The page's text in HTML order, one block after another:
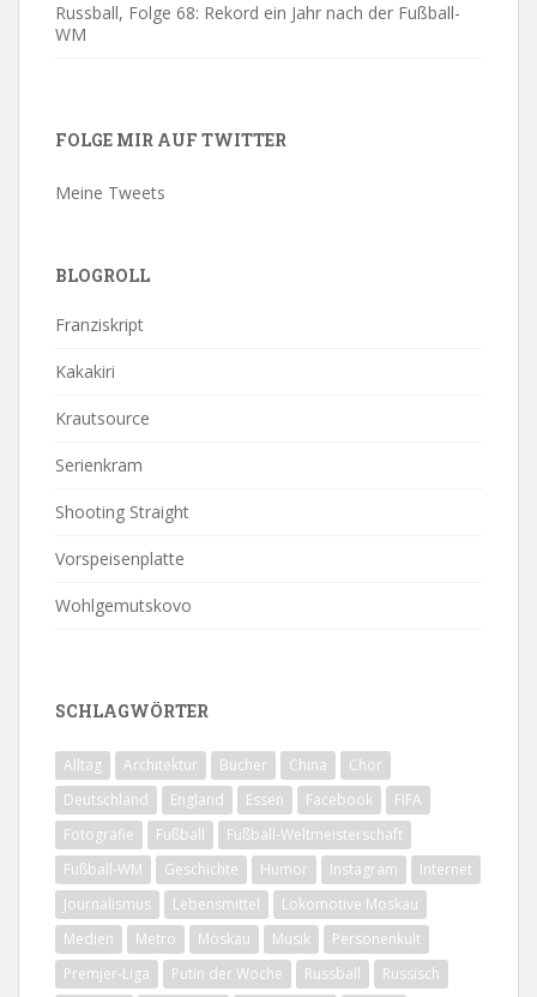
Russball, Folge 68: Rekord ein Jahr nach der Fußball-
WM
FOLGE MIR AUF TWITTER
Meine Tweets
BLOGROLL
Franziskript
Kakakiri
Krautsource
Serienkram
Shooting Straight
Vorspeisenplatte
Wohlgemutskovo
SCHLAGWÖRTER
Alltag Architektur Bücher China
Chor
Deutschland
England Essen Facebook
FIFA
Fotografie
Fußball
Fußball-Weltmeisterschaft
Fußball-WM
Geschichte Humor Instagram
Internet
Journalismus
Lebensmittel
Lokomotive Moskau
Medien
Metro Moskau Musik
Personenkult
Premjer-Liga
Putin der Woche Russball
Russisch